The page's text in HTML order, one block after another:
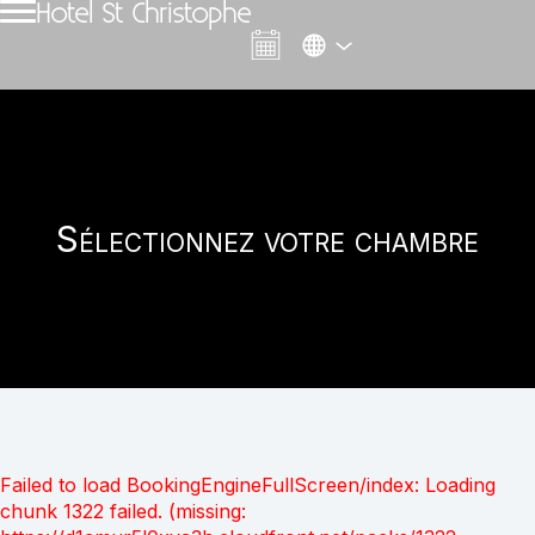
Hotel St Christophe
Sélectionnez votre chambre
Failed to load BookingEngineFullScreen/index: Loading
chunk 1322 failed. (missing: